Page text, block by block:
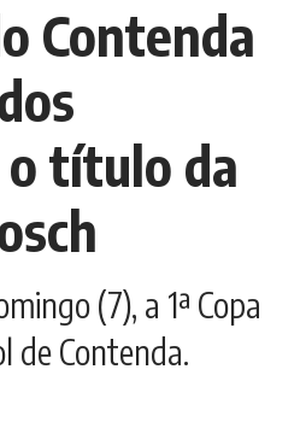
Contenda
título da
(7), a 1ª Copa
de Contenda.